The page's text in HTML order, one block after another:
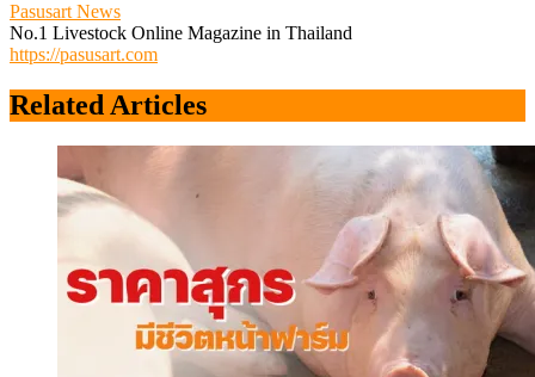
Pasusart News
No.1 Livestock Online Magazine in Thailand
https://pasusart.com
Related Articles